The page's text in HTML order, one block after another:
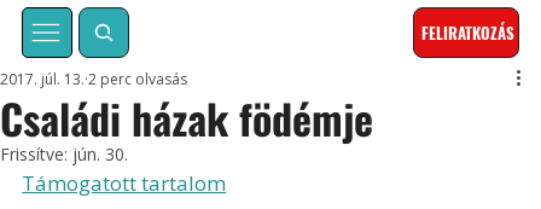
FELIRATKOZÁS
Családi házak födémje
2017. júl. 13. 2 perc olvasás
Frissítve: jún. 30.
Támogatott tartalom